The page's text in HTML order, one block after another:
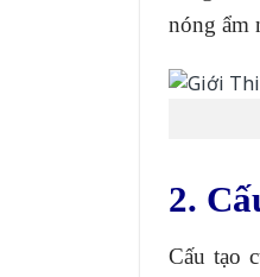
nóng ẩm
2.
Cấu tạo